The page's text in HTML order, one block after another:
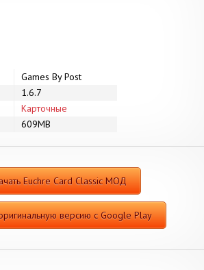
Games By Post
1.6.7
Карточные
609MB
Euchre Card Classic МОД
версию с Google Play